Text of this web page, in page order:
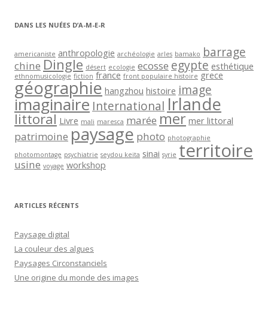
DANS LES NUÉES D’A-M-E-R
americaniste anthropologie archéologie arles bamako barrage
chine Dingle désert ecologie ecosse egypte esthétique
ethnomusicologie fiction france front populaire histoire grece
géographie hangzhou histoire image
imaginaire International Irlande
littoral Livre mali maresca marée mer mer littoral
patrimoine paysage photo photographie
photomontage psychiatrie seydou keita sinai syrie territoire
usine voyage workshop
ARTICLES RÉCENTS
Paysage digital
La couleur des algues
Paysages Circonstanciels
Une origine du monde des images